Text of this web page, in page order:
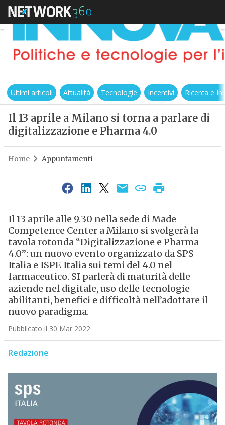
Ultimi articoli Attualità Tecnologie Incentivi Ricerca e
Il 13 aprile a Milano si torna a parlare di
digitalizzazione e Pharma 4.0
Home Appuntamenti
Il 13 aprile alle 9.30 nella sede di Made
Competence Center a Milano si svolgerà la
tavola rotonda “Digitalizzazione e Pharma
4.0”: un nuovo evento organizzato da SPS
Italia e ISPE Italia sui temi del 4.0 nel
farmaceutico. SI parlerà di maturità delle
aziende nel digitale, uso delle tecnologie
abilitanti, benefici e difficoltà nell’adottare il
nuovo paradigma.
Pubblicato il 30 Mar 2022
Redazione